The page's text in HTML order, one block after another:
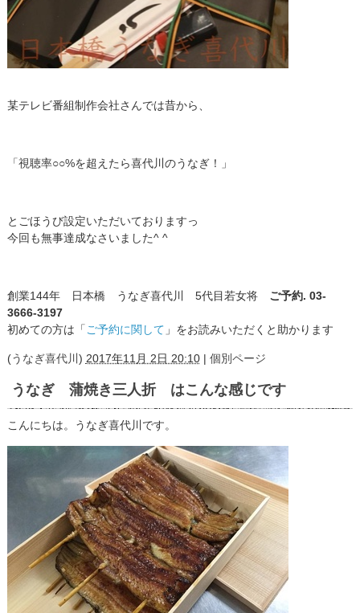
某テレビ番組制作会社さんでは昔から、
「視聴率○○%を超えたら喜代川のうなぎ！」
とごほうび設定いただいてお りますっ
今回も無事達成なさいました^ ^
創業144年 日本橋 うなぎ喜代川 5代目若女将 ご予約. 03-
3666-3197
初めての方は「ご予約に関して 」をお読みいただくと助かります
(うなぎ喜代川 ) 2017年11月 2日 20:10| 個別ページ
うなぎ 蒲焼き三人折 はこんな感じです
こんにちは。うなぎ喜代川です。